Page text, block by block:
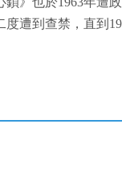
遭到查禁，直到